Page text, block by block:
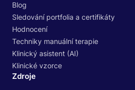
Blog
Sledování portfolia a certifikáty
Hodnocení
Techniky manuální terapie
Klinický asistent (AI)
Klinické vzorce
Zdroje